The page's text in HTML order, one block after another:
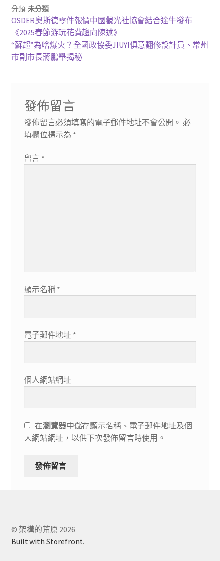
分類: 未分類
文
章
導
上
一
篇
文
OSDER奧斯德零件報價中國觀光社協會結合途牛發布
《2025春節游玩花費趨向陳述》
下
一
“蘇超”為啥爆火？全國政協委JIUYI俱意翻修設計員、常州
市副市長蔣鵬舉揭秘
發佈留言
發佈留言必須填寫的電子郵件地址不會公開。 必
填欄位標示為 *
留言 *
顯示名稱 *
電子郵件地址 *
個人網站網址
在瀏覽器中儲存顯示名稱、電子郵件地址及個
人網站網址，以供下次發佈留言時使用。
© 架構的荒原 2026
Built with Storefront.